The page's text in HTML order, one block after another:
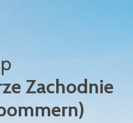
Zachodnie